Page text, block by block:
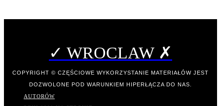
✓ WROCLAW ✗
COPYRIGHT © CZĘŚCIOWE WYKORZYSTANIE MATERIAŁÓW JEST
DOZWOLONE POD WARUNKIEM HIPERŁĄCZA DO NAS.
AUTORÓW